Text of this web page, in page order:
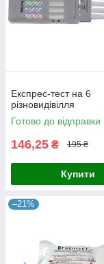
Експрес-тест на 6
різновидівілля
Готово до відправки
146,25 ₴ 195 ₴
Купити
–21%